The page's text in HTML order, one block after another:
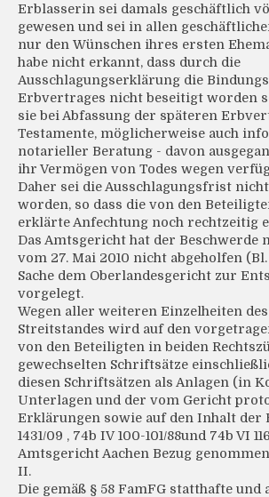
Erblasserin sei damals geschäftlich
gewesen und sei in allen
nur den Wünschen ihres ersten
habe nicht erkannt, dass durch die
Ausschlagungserklärung die
Erbvertrages nicht beseitigt worden
sie bei Abfassung der späteren
Testamente, möglicherweise auch
notarieller Beratung - davon
ihr Vermögen von Todes wegen
Daher sei die Ausschlagungsfrist
worden, so dass die von den
erklärte Anfechtung noch rechtzeitig
Das Amtsgericht hat der Beschwerde
vom 27. Mai 2010 nicht abgeholfen (Bl.
Sache dem Oberlandesgericht zur
vorgelegt.
Wegen aller weiteren Einzelheiten des
Streitstandes wird auf den
von den Beteiligten in beiden
gewechselten Schriftsätze
diesen Schriftsätzen als Anlagen (in
Unterlagen und der vom Gericht
Erklärungen sowie auf den Inhalt der
1431/09 , 74b IV 100-101/88und 74b VI
Amtsgericht Aachen Bezug
II.
Die gemäß § 58 FamFG statthafte und